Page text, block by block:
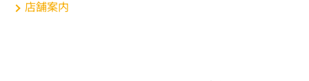
店舗案内